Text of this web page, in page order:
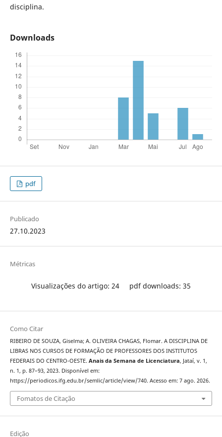
disciplina.
Downloads
pdf
Publicado
27.10.2023
Métricas
Visualizações do artigo: 24 pdf downloads: 35
Como Citar
RIBEIRO DE SOUZA, Giselma; A. OLIVEIRA CHAGAS, Flomar. A DISCIPLINA DE
LIBRAS NOS CURSOS DE FORMAÇÃO DE PROFESSORES DOS INSTITUTOS
FEDERAIS DO CENTRO-OESTE. Anais da Semana de Licenciatura, Jataí, v. 1,
n. 1, p. 87–93, 2023. Disponível em:
https://periodicos.ifg.edu.br/semlic/article/view/740. Acesso em: 7 ago. 2026.
Fomatos de Citação
Edição